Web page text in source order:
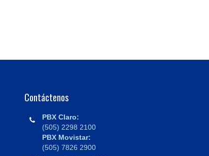
Contáctenos
PBX Claro:
(505) 2298 2100
PBX Movistar:
(505) 7826 2900